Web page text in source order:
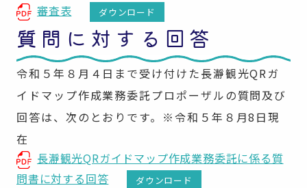
審査表 ダウンロード
質問に対する回答
令和５年８月４日まで受け付けた長瀞観光QRガ
イドマップ作成業務委託プロポーザルの質問及び
回答は、次のとおりです。※令和５年８月8日現
在
長瀞観光QRガイドマップ作成業務委託に係る質
問書に対する回答
ダウンロード